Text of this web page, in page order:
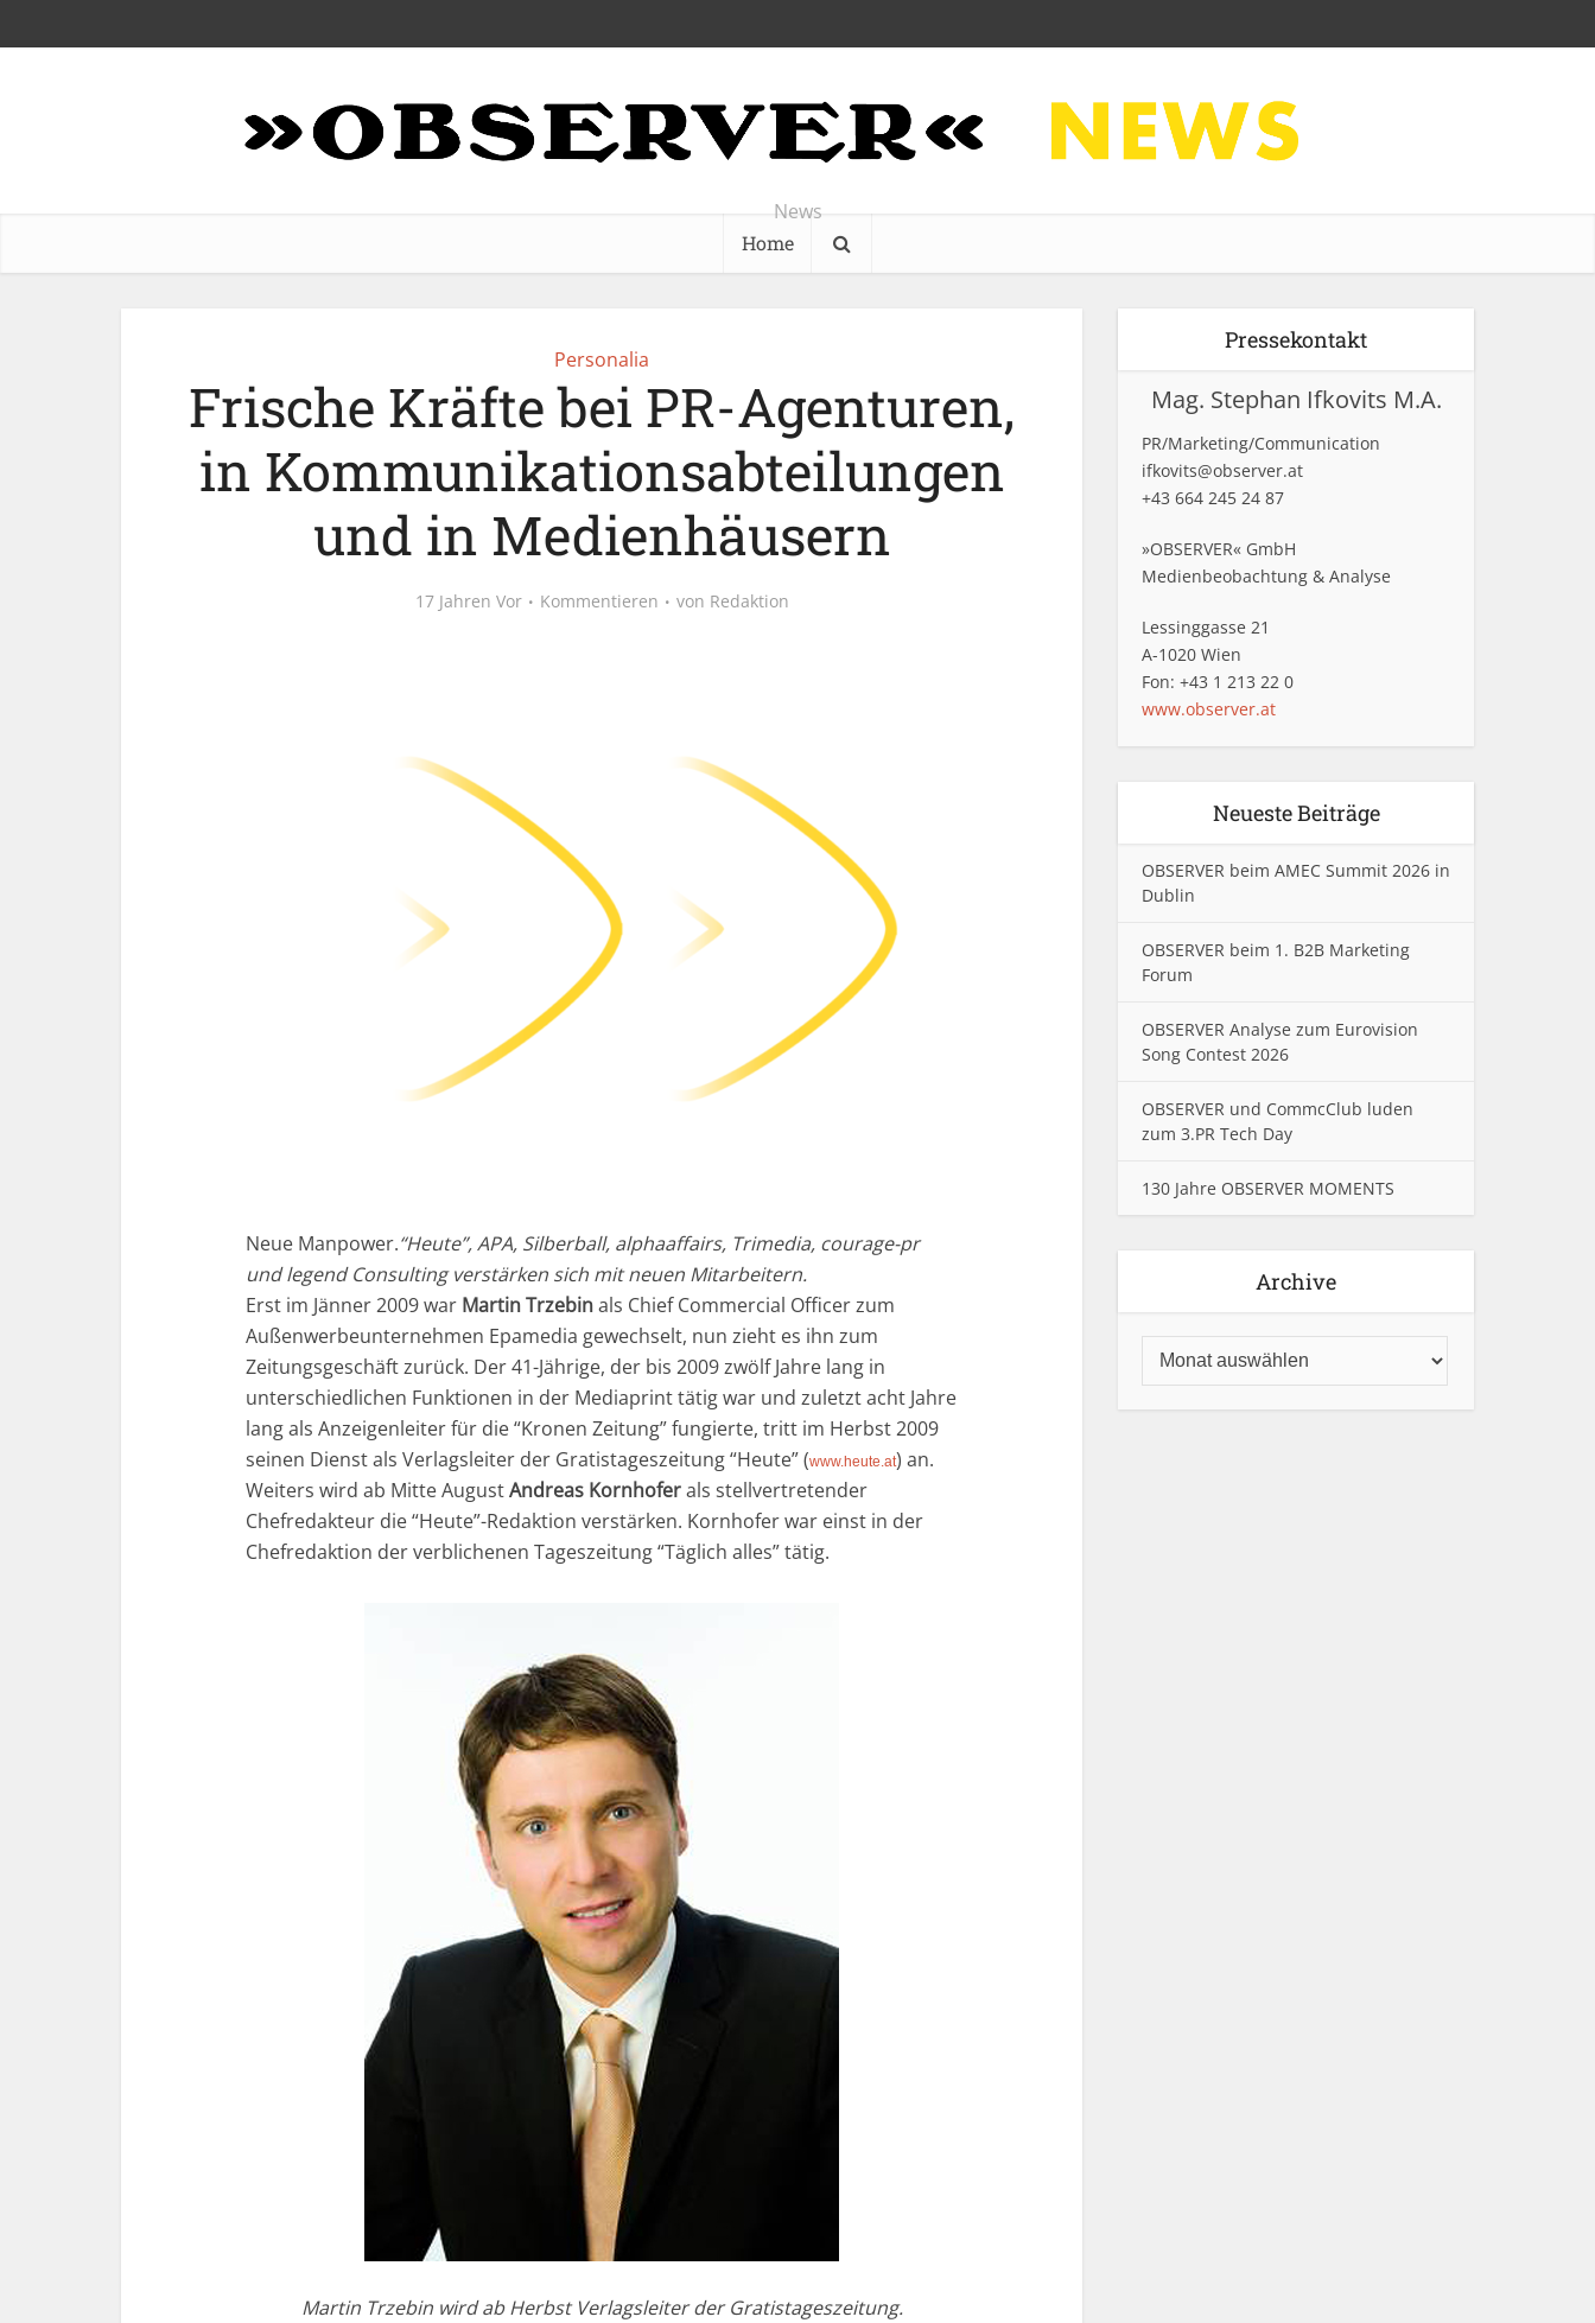
News
Home
Personalia
Frische Kräfte bei PR-Agenturen,
in Kommunikationsabteilungen
und in Medienhäusern
17 Jahren Vor Kommentieren von Redaktion
Neue Manpower.“Heute”, APA, Silberball, alphaaffairs, Trimedia, courage-pr
und legend Consulting verstärken sich mit neuen Mitarbeitern.
Erst im Jänner 2009 war Martin Trzebinals Chief Commercial Officer zum
Außenwerbeunternehmen Epamedia gewechselt, nun zieht es ihn zum
Zeitungsgeschäft zurück. Der 41-Jährige, der bis 2009 zwölf Jahre lang in
unterschiedlichen Funktionen in der Mediaprint tätig war und zuletzt acht Jahre
lang als Anzeigenleiter für die “Kronen Zeitung” fungierte, tritt im Herbst 2009
seinen Dienst als Verlagsleiter der Gratistageszeitung “Heute” (www.heute.at) an.
Weiters wird ab Mitte AugustAndreas Kornhoferals stellvertretender
Chefredakteur die “Heute”-Redaktion verstärken. Kornhofer war einst in der
Chefredaktion der verblichenen Tageszeitung “Täglich alles” tätig.
Martin Trzebin wird ab Herbst Verlagsleiter der Gratistageszeitung.
Pressekontakt
Mag. Stephan Ifkovits M.A.
PR/Marketing/Communication
ifkovits@observer.at
+43 664 245 24 87
»OBSERVER« GmbH
Medienbeobachtung & Analyse
Lessinggasse 21
A-1020 Wien
Fon: +43 1 213 22 0
www.observer.at
Neueste Beiträge
OBSERVER beim AMEC Summit 2026 in
Dublin
OBSERVER beim 1. B2B Marketing
Forum
OBSERVER Analyse zum Eurovision
Song Contest 2026
OBSERVER und CommcClub luden
zum 3.PR Tech Day
130 Jahre OBSERVER MOMENTS
Archive